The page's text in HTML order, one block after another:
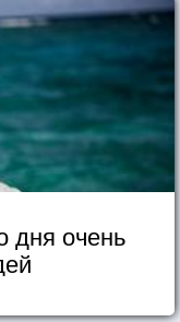
дня очень